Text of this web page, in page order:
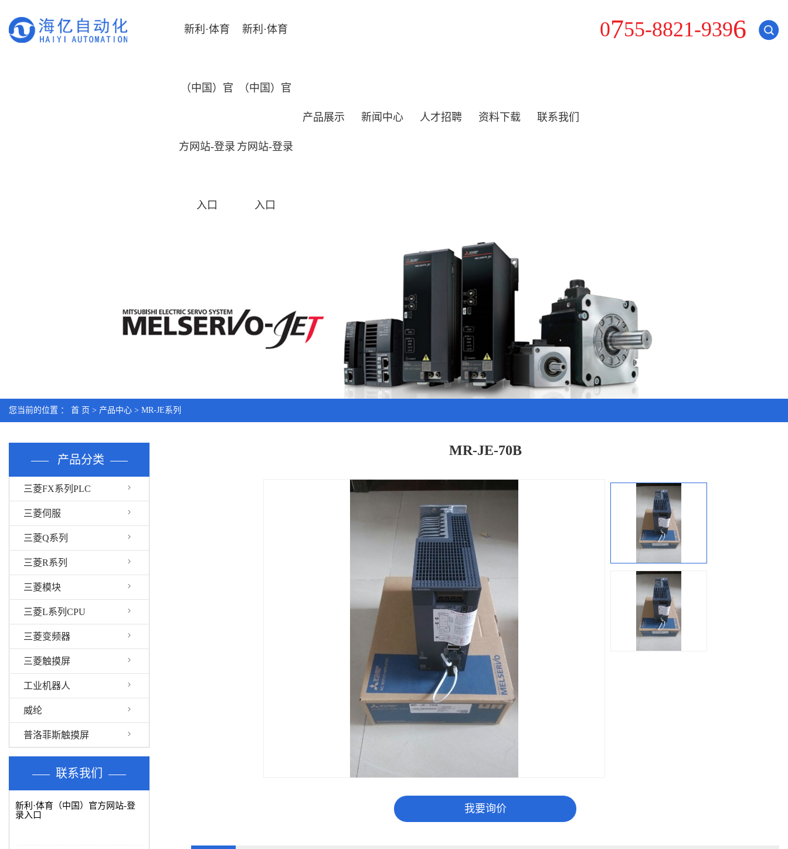
0755-8821-9396
新利·体育
（中国）官
方网站-登录
入口
新利·体育
（中国）官
方网站-登录
入口
产品展示 新闻中心 人才招聘 资料下载 联系我们
您当前的位置 ： 首 页 > 产品中心 > MR-JE系列
产品分类
三菱FX系列PLC
三菱伺服
三菱Q系列
三菱R系列
三菱模块
三菱L系列CPU
三菱变频器
三菱触摸屏
工业机器人
威纶
普洛菲斯触摸屏
联系我们
新利·体育（中国）官方网站-登
录入口
MR-JE-70B
我要询价